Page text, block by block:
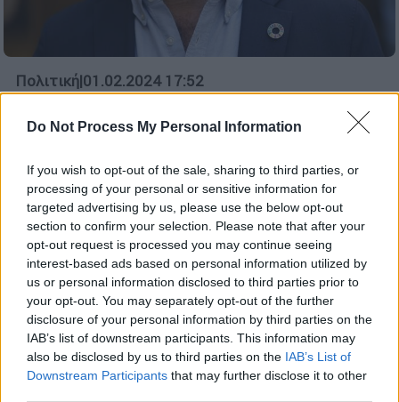
Do Not Process My Personal Information
If you wish to opt-out of the sale, sharing to third parties, or
processing of your personal or sensitive information for
targeted advertising by us, please use the below opt-out
section to confirm your selection. Please note that after your
opt-out request is processed you may continue seeing
interest-based ads based on personal information utilized by
us or personal information disclosed to third parties prior to
your opt-out. You may separately opt-out of the further
disclosure of your personal information by third parties on the
IAB’s list of downstream participants. This information may
also be disclosed by us to third parties on the IAB’s List of
Downstream Participants that may further disclose it to other
Πολιτική|01.02.2024 17:52
Κόκκαλης: «Όταν τα τρακτέρ φτάνουν
στο Ευρωκοινοβούλιο, κάτι έχουμε κάνει
αλλαγές»
Προειδοποιεί πως αν τα κράτη δεν πείσουν
ότι δουλεύουν για τους πολίτες, η
Ακροδεξιά θα εκτιναχθεί στα ύψη στις
επερχόμενες ευρωεκλογές